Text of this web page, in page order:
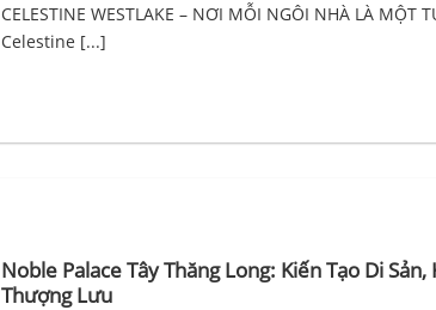
CELESTINE WESTLAKE – NƠI MỖI NGÔI NHÀ LÀ MỘT
Celestine [...]
Noble Palace Tây Thăng Long: Kiến Tạo Di
Thượng Lưu